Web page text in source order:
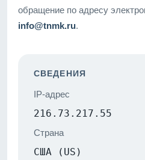
обращение по адресу
info@tnmk.ru.
СВЕДЕНИЯ
IP-адрес
216.73.217.55
Страна
США (US)